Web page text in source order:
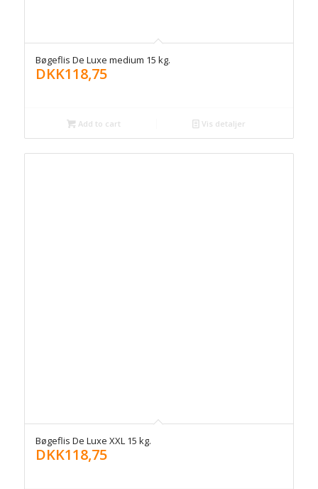
Bøgeflis De Luxe medium 15 kg.
DKK118,75
Add to cart Vis detaljer
Bøgeflis De Luxe XXL 15 kg.
DKK118,75